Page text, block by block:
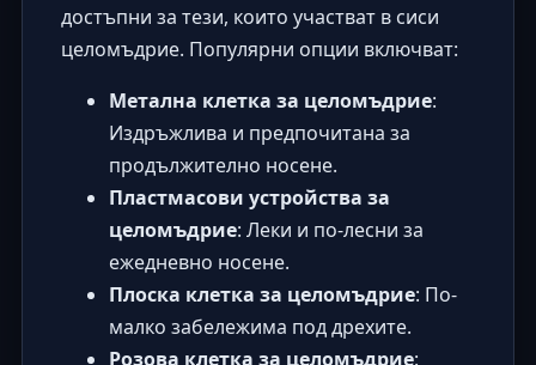
достъпни за тези, които участват в сиси
целомъдрие. Популярни опции включват:
Метална клетка за целомъдрие:
Издръжлива и предпочитана за
продължително носене.
Пластмасови устройства за
целомъдрие: Леки и по-лесни за
ежедневно носене.
Плоска клетка за целомъдрие: По-
малко забележима под дрехите.
Розова клетка за целомъдрие: